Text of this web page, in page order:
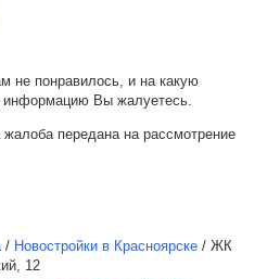
не понравилось, и на какую
информацию Вы жалуетесь.
передана на рассмотрение
/ Новостройки в Красноярске / ЖК
12